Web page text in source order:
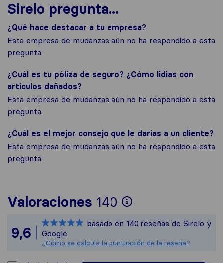
Sirelo pregunta...
¿Qué hace destacar a tu empresa?
Esta empresa de mudanzas aún no ha respondido a esta
pregunta.
¿Cuál es tu póliza de seguro? ¿Cómo lidias con
artículos dañados?
Esta empresa de mudanzas aún no ha respondido a esta
pregunta.
¿Cuál es el mejor consejo que le darías a un cliente?
Esta empresa de mudanzas aún no ha respondido a esta
pregunta.
Valoraciones 140
Para ofrecerte
Todas las
9,6
basado en 140 reseñas de Sirelo y
Google
¿Cómo se calcula la puntuación de la reseña?